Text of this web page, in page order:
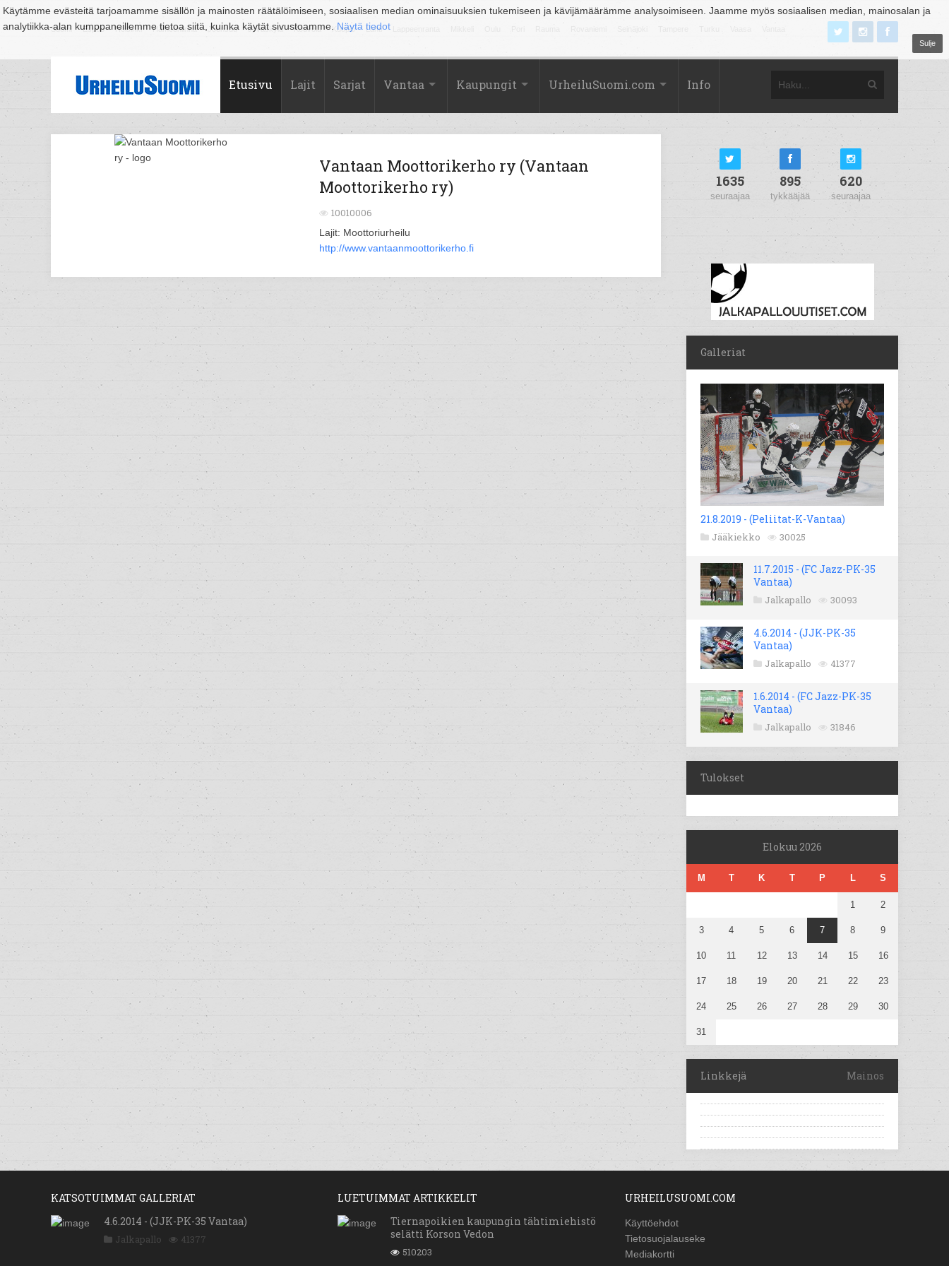
Käytämme evästeitä tarjoamamme sisällön ja mainosten räätälöimiseen, sosiaalisen median ominaisuuksien tukemiseen ja kävijämäärämme analysoimiseen. Jaamme myös sosiaalisen median, mainosalan ja
analytiikka-alan kumppaneillemme tietoa siitä, kuinka käytät sivustoamme. Näytä tiedot
Sulje
Suomi Espoo Helsinki Hämeenlinna Joensuu Jyväskylä Kouvola Kuopio Lahti
Etusivu Lajit Sarjat Vantaa Kaupungit UrheiluSuomi.com Info
Vantaan Moottorikerho ry (Vantaan
Moottorikerho ry)
10010006
Lajit: Moottoriurheilu
http://www.vantaanmoottorikerho.fi
1635
seuraajaa
895
tykkääjää
620
seuraajaa
Galleriat
21.8.2019 - (Peliitat-K-Vantaa)
Jääkiekko 30025
11.7.2015 - (FC Jazz-PK-35
Vantaa)
Jalkapallo 30093
4.6.2014 - (JJK-PK-35
Vantaa)
Jalkapallo 41377
1.6.2014 - (FC Jazz-PK-35
Vantaa)
Jalkapallo 31846
Tulokset
Elokuu 2026
M T K T P L S
1 2
3 4 5 6 7 8 9
10 11 12 13 14 15 16
17 18 19 20 21 22 23
24 25 26 27 28 29 30
31
Linkkejä Mainos
KATSOTUIMMAT GALLERIAT
4.6.2014 - (JJK-PK-35 Vantaa)
Jalkapallo 41377
LUETUIMMAT ARTIKKELIT
Tiernapoikien kaupungin tähtimiehistö
selätti Korson Vedon
510203
URHEILUSUOMI.COM
Käyttöehdot
Tietosuojalauseke
Mediakortti